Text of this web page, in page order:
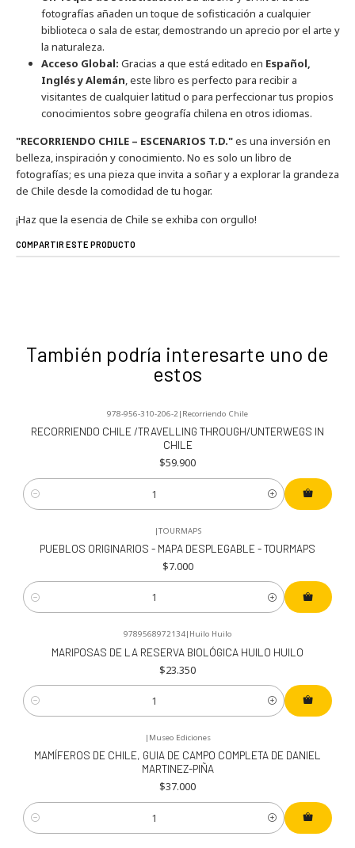
fotografías añaden un toque de sofisticación a cualquier
biblioteca o sala de estar, demostrando un aprecio por el arte y
la naturaleza.
Acceso Global: Gracias a que está editado en Español,
Inglés y Alemán, este libro es perfecto para recibir a
visitantes de cualquier latitud o para perfeccionar tus propios
conocimientos sobre geografía chilena en otros idiomas.
"RECORRIENDO CHILE – ESCENARIOS T.D."es una inversión en
belleza, inspiración y conocimiento. No es solo un libro de
fotografías; es una pieza que invita a soñar y a explorar la grandeza
de Chile desde la comodidad de tu hogar.
¡Haz que la esencia de Chile se exhiba con orgullo!
COMPARTIR ESTE PRODUCTO
También podría interesarte uno de
estos
978-956-310-206-2| Recorriendo Chile
RECORRIENDO CHILE /TRAVELLING THROUGH/UNTERWEGS IN
CHILE
$59.900
Cantidad
|TOURMAPS
PUEBLOS ORIGINARIOS - MAPA DESPLEGABLE - TOURMAPS
$7.000
Cantidad
9789568972134| Huilo Huilo
MARIPOSAS DE LA RESERVA BIOLÓGICA HUILO HUILO
$23.350
Cantidad
| Museo Ediciones
MAMÍFEROS DE CHILE, GUIA DE CAMPO COMPLETA DE DANIEL
MARTINEZ-PIÑA
$37.000
Cantidad